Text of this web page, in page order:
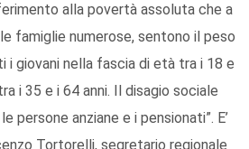
alla povertà assoluta che a
famiglie numerose, sentono il peso
giovani nella fascia di età tra i 18 e
i 35 e i 64 anni. Il disagio sociale
persone anziane e i pensionati”. E’
Tortorelli, segretario regionale